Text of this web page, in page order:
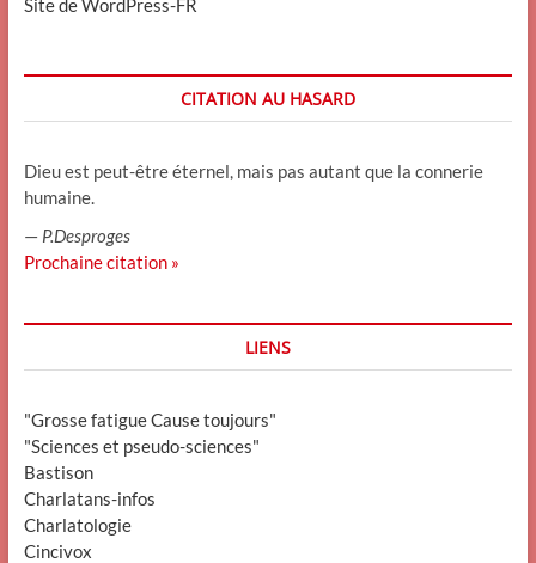
CITATION AU HASARD
Dieu est peut-être éternel, mais pas autant que la connerie
humaine.
— P.Desproges
Prochaine citation »
LIENS
"Grosse fatigue Cause toujours"
"Sciences et pseudo-sciences"
Bastison
Charlatans-infos
Charlatologie
Cincivox